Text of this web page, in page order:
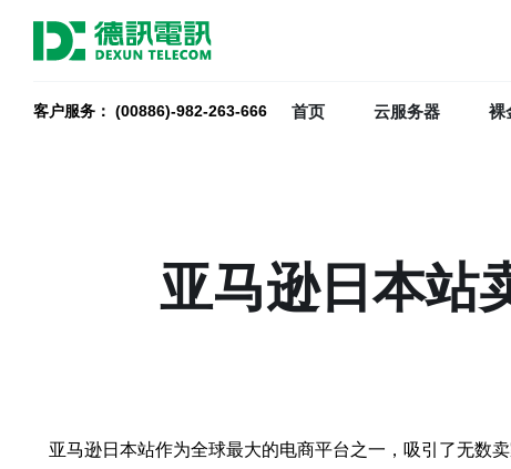
客户服务： (00886)-982-263-666 首页 云服务器 裸
亚马逊日本站
亚马逊日本站作为全球最大的电商平台之一，吸引了无数